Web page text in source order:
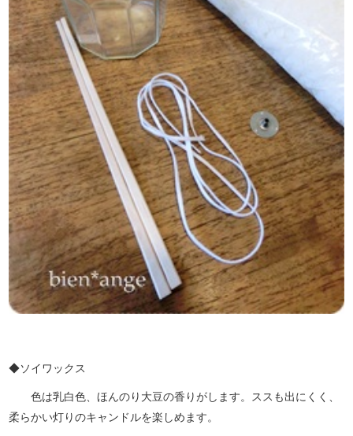
◆ソイワックス
色は乳白色、ほんのり大豆の香りがします。ススも出にくく、
柔らかい灯りのキャンドルを楽しめます。